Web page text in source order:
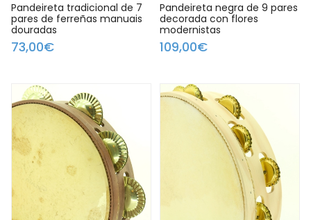
Pandeireta tradicional de 7
pares de ferreñas manuais
douradas
73,00€
Pandeireta negra de 9 pares
decorada con flores
modernistas
109,00€